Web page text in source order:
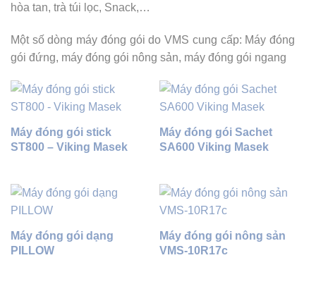
hòa tan, trà túi lọc, Snack,…
Một số dòng máy đóng gói do VMS cung cấp: Máy đóng
gói đứng, máy đóng gói nông sản, máy đóng gói ngang
Máy đóng gói stick
ST800 – Viking Masek
Máy đóng gói Sachet
SA600 Viking Masek
Máy đóng gói dạng
PILLOW
Máy đóng gói nông sản
VMS-10R17c